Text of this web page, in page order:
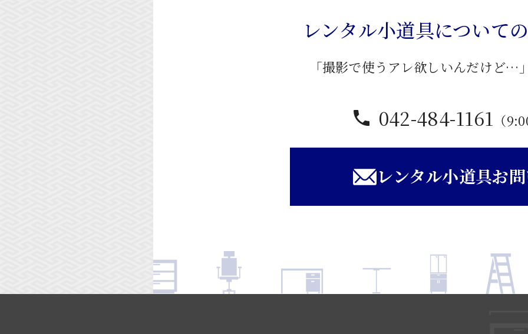
レンタル小道具について
「撮影で使うアレ欲しいんだけど…
042-484-1161 （
レンタル小道具お